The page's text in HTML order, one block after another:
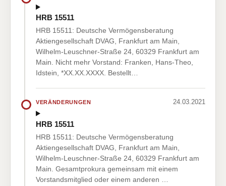
HRB 15511
HRB 15511: Deutsche Vermögensberatung
Aktiengesellschaft DVAG, Frankfurt am Main,
Wilhelm-Leuschner-Straße 24, 60329 Frankfurt am
Main. Nicht mehr Vorstand: Franken, Hans-Theo,
Idstein, *XX.XX.XXXX. Bestellt…
VERÄNDERUNGEN 24.03.2021
HRB 15511
HRB 15511: Deutsche Vermögensberatung
Aktiengesellschaft DVAG, Frankfurt am Main,
Wilhelm-Leuschner-Straße 24, 60329 Frankfurt am
Main. Gesamtprokura gemeinsam mit einem
Vorstandsmitglied oder einem anderen …